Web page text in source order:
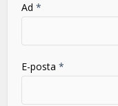
Ad*
E-posta*